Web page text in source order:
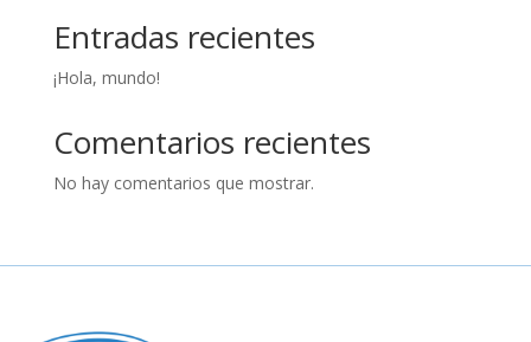
Entradas recientes
¡Hola, mundo!
Comentarios recientes
No hay comentarios que mostrar.